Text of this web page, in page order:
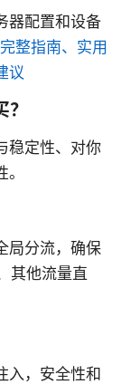
器配置和设备
整指南、实用
议
稳定性、对你
局分流，确保
其他流量直
入，安全性和